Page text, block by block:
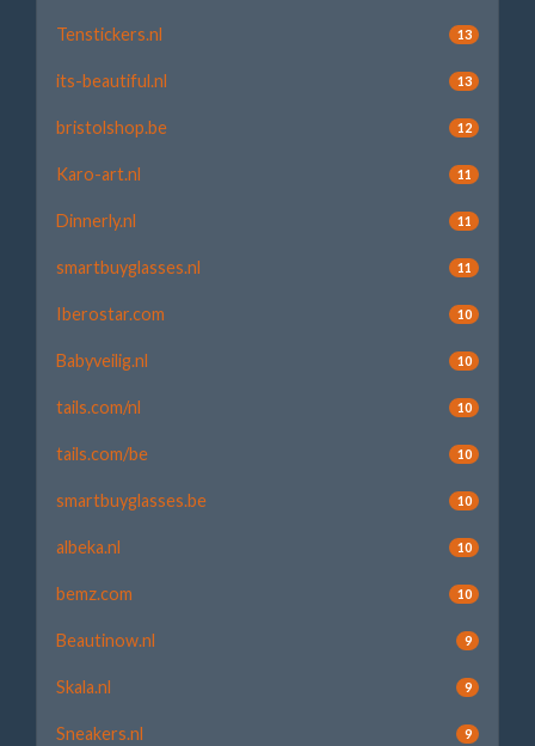
Tenstickers.nl 13
its-beautiful.nl 13
bristolshop.be 12
Karo-art.nl 11
Dinnerly.nl 11
smartbuyglasses.nl 11
Iberostar.com 10
Babyveilig.nl 10
tails.com/nl 10
tails.com/be 10
smartbuyglasses.be 10
albeka.nl 10
bemz.com 10
Beautinow.nl 9
Skala.nl 9
Sneakers.nl 9